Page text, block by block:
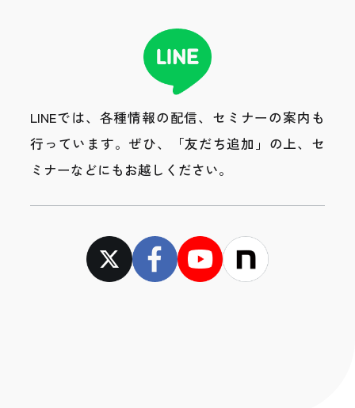
LINEでは、各種情報の配信、セミナーの案内も
行っています。 ぜひ、「友だち追加」の上、セ
ミナーなどにもお越しください。